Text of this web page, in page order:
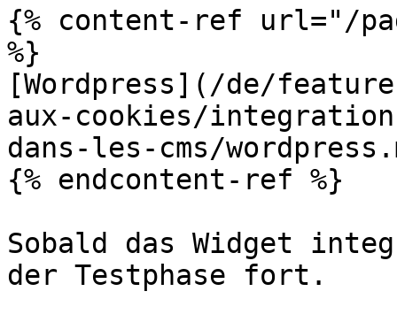
{% content-ref url="/
%}
[Wordpress](/de/
aux-cookies/
dans-les-cms/
{% endcontent-ref %}
Sobald das Widget
der Testphase fort.